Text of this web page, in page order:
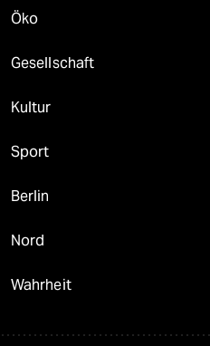
Öko
Gesellschaft
Kultur
Sport
Berlin
Nord
Wahrheit